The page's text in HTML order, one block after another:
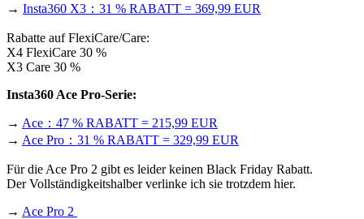
→ Insta360 X3：31 % RABATT = 369,99 EUR
Rabatte auf FlexiCare/Care:
X4 FlexiCare 30 %
X3 Care 30 %
Insta360 Ace Pro-Serie:
→ Ace：47 % RABATT = 215,99 EUR
→ Ace Pro：31 % RABATT = 329,99 EUR
Für die Ace Pro 2 gibt es leider keinen Black Friday Rabatt.
Der Vollständigkeitshalber verlinke ich sie trotzdem hier.
→ Ace Pro 2